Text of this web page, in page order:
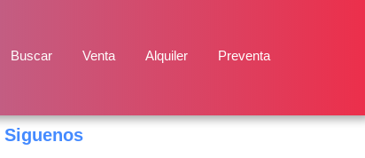
Buscar Venta Alquiler Preventa
Siguenos